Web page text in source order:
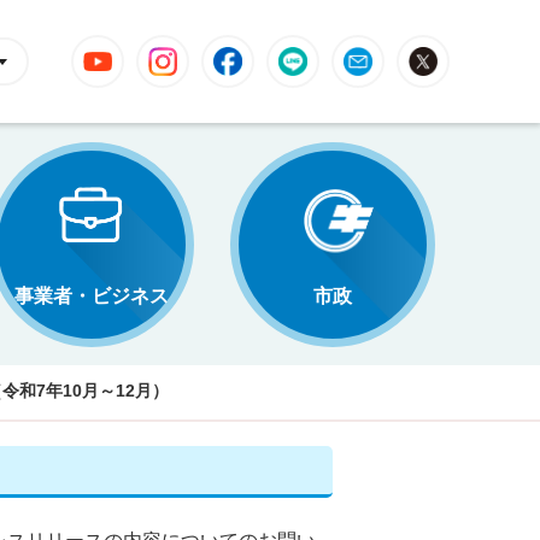
YouTube InstagramFacebookLINE Mail
事業者・ビジネス 市政
和7年10月～12月）